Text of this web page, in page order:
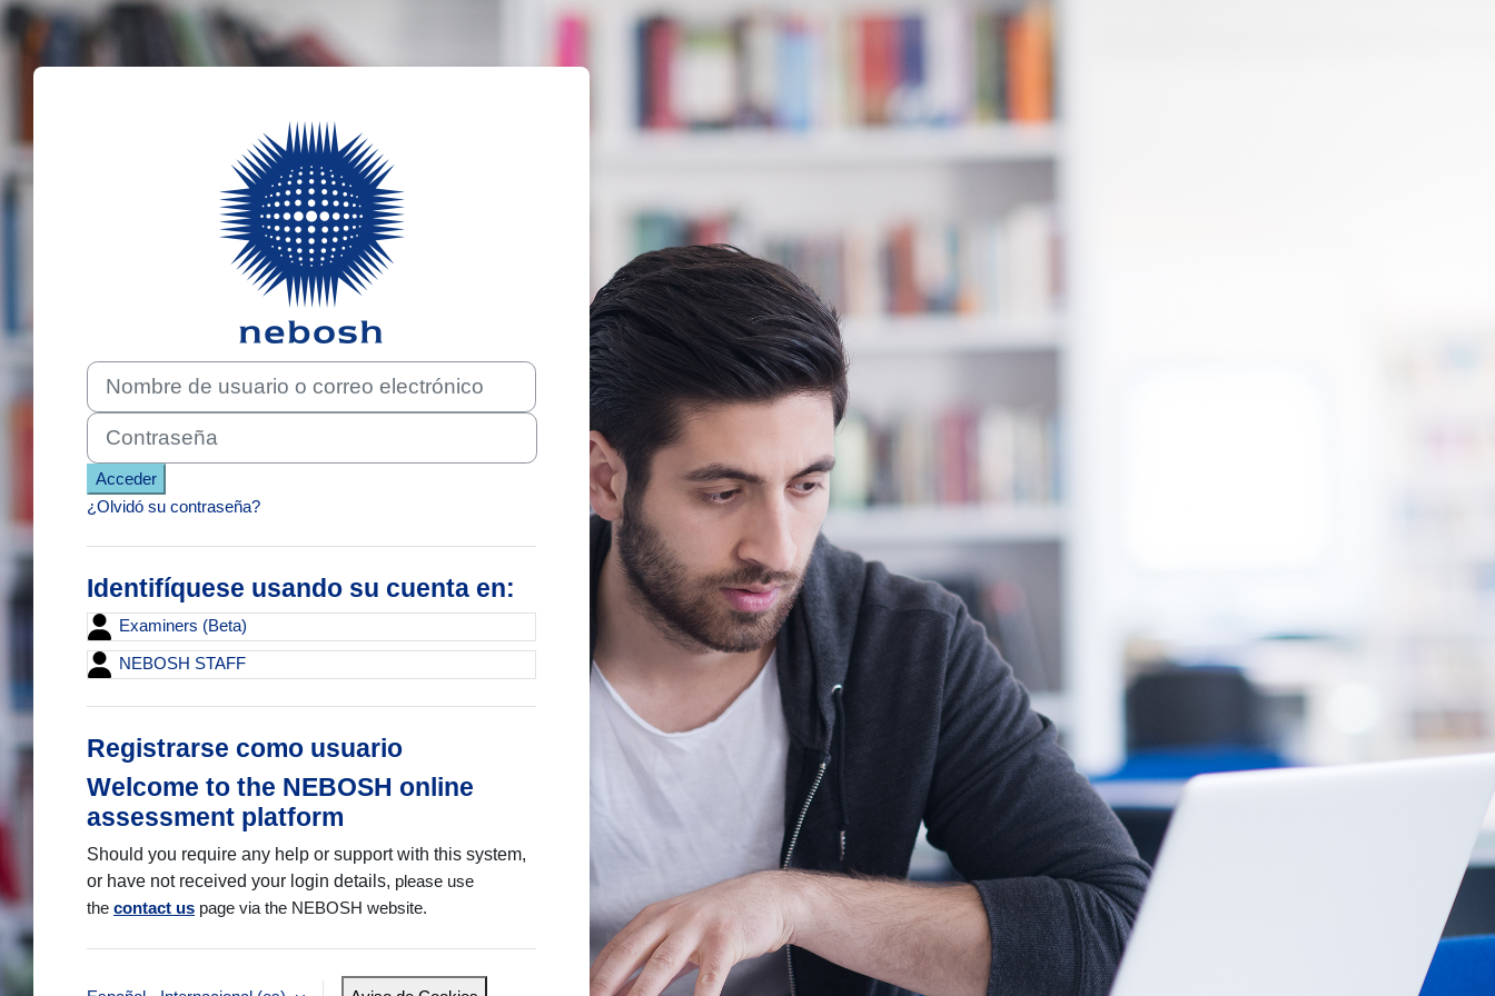
Salta al contenido principal
Entrar a NEBOSH
Nombre de usuario o correo electrónico
Contraseña
Acceder
¿Olvidó su contraseña?
Identifíquese usando su cuenta en:
Examiners (Beta)
NEBOSH STAFF
Registrarse como usuario
Welcome to the NEBOSH online
assessment platform
Should you require any help or support with this system,
or have not received your login details, please use
the contact us page via the NEBOSH website.